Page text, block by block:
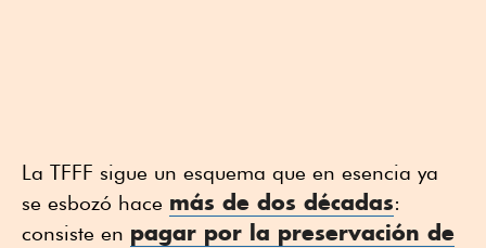
La TFFF sigue un esquema que en esencia ya
se esbozó hace más de dos décadas:
consiste en pagar por la preservación de